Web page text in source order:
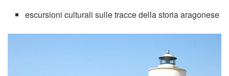
escursioni culturali sulle tracce della storia aragonese